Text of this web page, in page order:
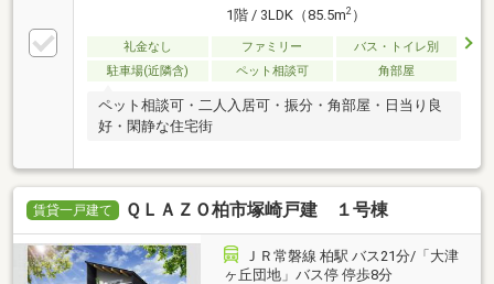
1階 / 3LDK（85.5m2）
礼金なし ファミリー
バス・トイレ別
駐車場(近隣含)
ペット相談可 角部屋
ペット相談可・二人入居可・振分・角部屋・日当り良
好・閑静な住宅街
賃貸一戸建て ＱＬＡＺＯ柏市塚崎戸建 １号棟
ＪＲ常磐線 柏駅 バス21分/「大津
ヶ丘団地」バス停 停歩8分